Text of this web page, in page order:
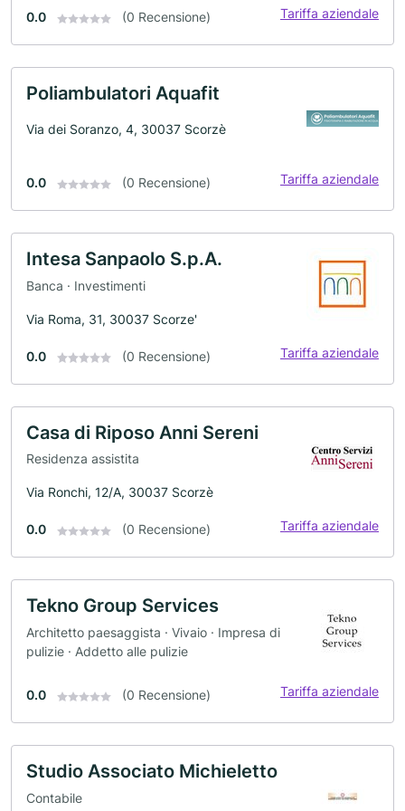
0.0 (0 Recensione) Tariffa aziendale
Poliambulatori Aquafit
Via dei Soranzo, 4, 30037 Scorzè
0.0 (0 Recensione) Tariffa aziendale
Intesa Sanpaolo S.p.A.
Banca · Investimenti
Via Roma, 31, 30037 Scorze'
0.0 (0 Recensione) Tariffa aziendale
Casa di Riposo Anni Sereni
Residenza assistita
Via Ronchi, 12/A, 30037 Scorzè
0.0 (0 Recensione) Tariffa aziendale
Tekno Group Services
Architetto paesaggista · Vivaio · Impresa di
pulizie · Addetto alle pulizie
0.0 (0 Recensione) Tariffa aziendale
Studio Associato Michieletto
Contabile